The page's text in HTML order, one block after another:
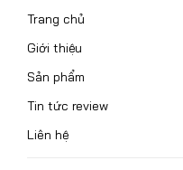
Trang chủ
Giới thiệu
Sản phẩm
Tin tức review
Liên hệ